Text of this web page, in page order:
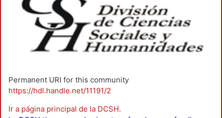
Permanent URI for this community
https://hdl.handle.net/11191/2
Ir a página principal de la DCSH.